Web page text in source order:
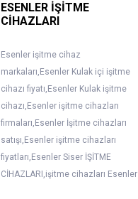
ESENLER İŞİTME
CİHAZLARI
Esenler işitme cihaz
markaları,Esenler Kulak içi işitme
cihazı fiyatı,Esenler Kulak işitme
cihazı,Esenler işitme cihazları
firmaları,Esenler İşitme cihazları
satışı,Esenler işitme cihazları
fiyatları,Esenler Siser İŞİTME
CİHAZLARI,işitme cihazları Esenler